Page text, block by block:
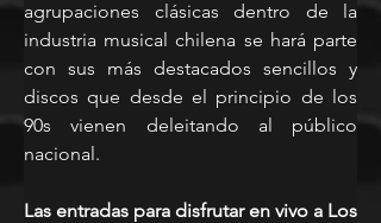
agrupaciones clásicas dentro de la
industria musical chilena se hará parte
con sus más destacados sencillos y
discos que desde el principio de los
90s vienen deleitando al público
nacional.
Las entradas para disfrutar en vivo a Los